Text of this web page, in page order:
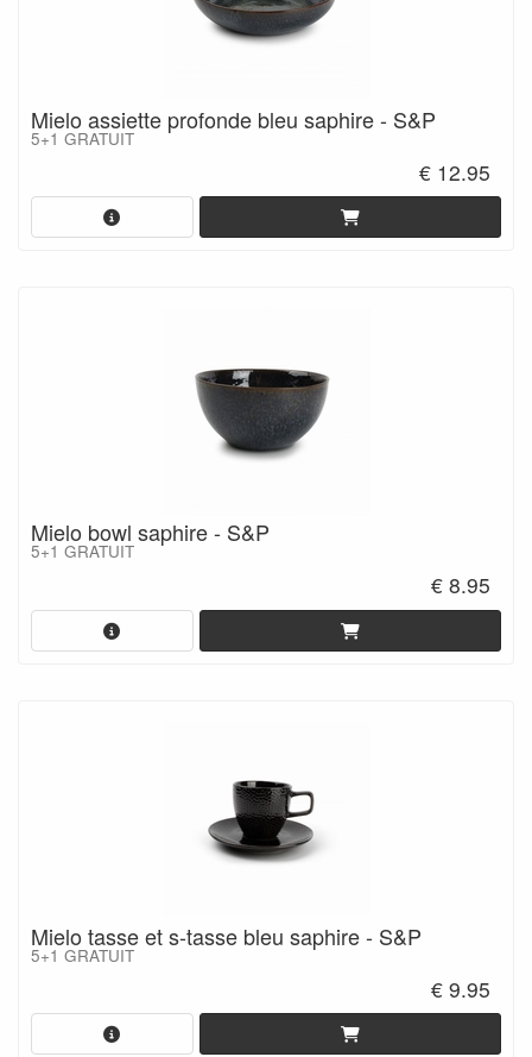
Mielo assiette profonde bleu saphire - S&P
5+1 GRATUIT
€ 12.95
Mielo bowl saphire - S&P
5+1 GRATUIT
€ 8.95
Mielo tasse et s-tasse bleu saphire - S&P
5+1 GRATUIT
€ 9.95